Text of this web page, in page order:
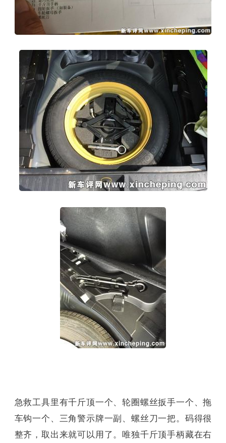
急救工具里有千斤顶一个、轮圈螺丝扳手一个、拖
车钩一个、三角警示牌一副、螺丝刀一把。码得很
整齐，取出来就可以用了。唯独千斤顶手柄藏在右